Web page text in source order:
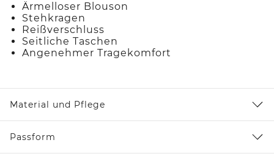
Ärmelloser Blouson
Stehkragen
Reißverschluss
Seitliche Taschen
Angenehmer Tragekomfort
Material und Pflege
Passform